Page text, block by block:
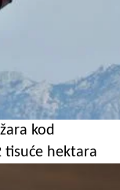
kod
tisuće hektara